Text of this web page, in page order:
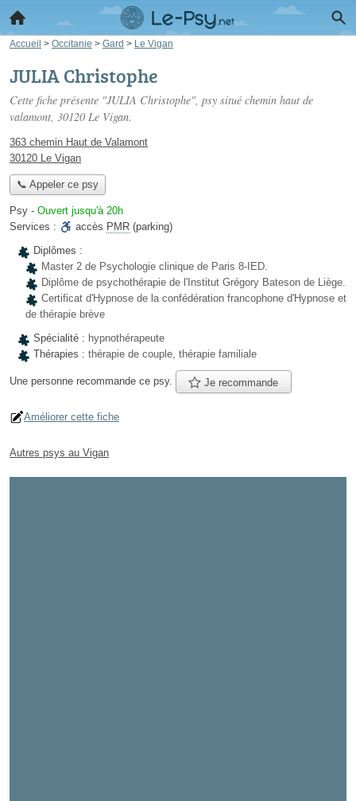
Accueil > Occitanie > Gard > Le Vigan
JULIA Christophe
Cette fiche présente "JULIA Christophe", psy situé chemin haut de
valamont, 30120 Le Vigan.
363 chemin Haut de Valamont
30120 Le Vigan
📞 Appeler ce psy
Psy - Ouvert jusqu'à 20h
Services :
accès PMR (parking)
Diplômes :
Master 2 de Psychologie clinique de Paris 8-IED.
Diplôme de psychothérapie de l'Institut Grégory Bateson de Liège.
Certificat d'Hypnose de la confédération francophone d'Hypnose et
de thérapie brève
Spécialité : hypnothérapeute
Thérapies : thérapie de couple, thérapie familiale
Une personne recommande ce psy. Je recommande
Améliorer cette fiche
Autres psys au Vigan